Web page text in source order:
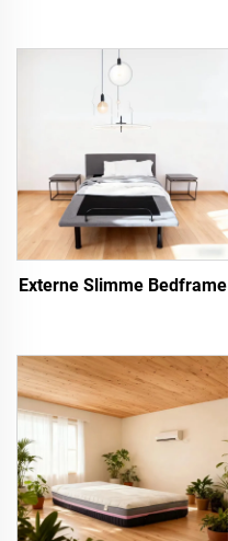
Externe Slimme Bedframe